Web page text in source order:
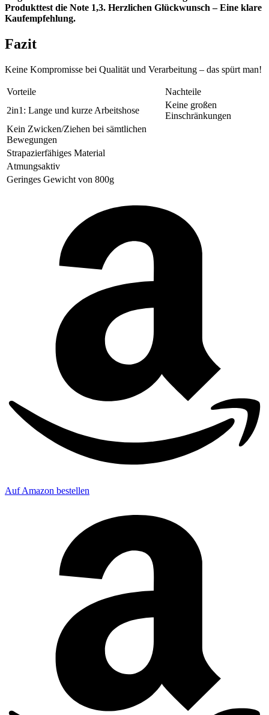
Produkttest die Note 1,3. Herzlichen Glückwunsch – Eine klare
Kaufempfehlung.
Fazit
Keine Kompromisse bei Qualität und Verarbeitung – das spürt man!
Vorteile
Nachteile
2in1: Lange und kurze Arbeitshose
Keine großen
Einschränkungen
Kein Zwicken/Ziehen bei sämtlichen
Bewegungen
Strapazierfähiges Material
Atmungsaktiv
Geringes Gewicht von 800g
Auf Amazon bestellen